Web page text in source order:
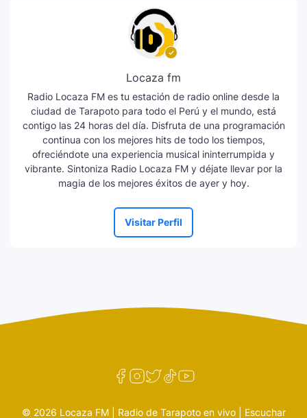
Locaza fm
Radio Locaza FM es tu estación de radio online desde la
ciudad de Tarapoto para todo el Perú y el mundo, está
contigo las 24 horas del día. Disfruta de una programación
continua con los mejores hits de todo los tiempos,
ofreciéndote una experiencia musical ininterrumpida y
vibrante. Sintoniza Radio Locaza FM y déjate llevar por la
magia de los mejores éxitos de ayer y hoy.
Visitar Perfil
© 2026 Locaza FM | Radio de Tarapoto en vivo | Escuchar